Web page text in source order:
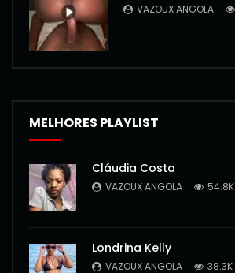
VAZOUX ANGOLA
MELHORES PLAYLIST
Cláudia Costa
VAZOUX ANGOLA 54.8K
Londrina Kelly
VAZOUX ANGOLA 38.3K